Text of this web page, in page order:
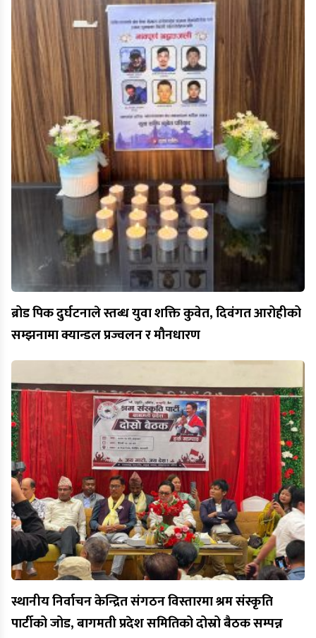
ब्रोड पिक दुर्घटनाले स्तब्ध युवा शक्ति कुवेत, दिवंगत आरोहीको
सम्झनामा क्यान्डल प्रज्वलन र मौनधारण
स्थानीय निर्वाचन केन्द्रित संगठन विस्तारमा श्रम संस्कृति
पार्टीको जोड, बागमती प्रदेश समितिको दोस्रो बैठक सम्पन्न